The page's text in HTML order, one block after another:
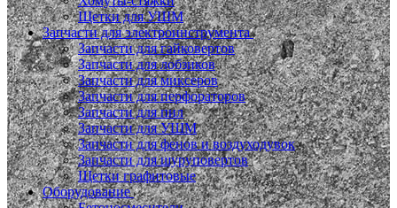
Щетки для УШМ
Запчасти для электроинструмента
Запчасти для гайковертов
Запчасти для лобзиков
Запчасти для миксеров
Запчасти для перфораторов
Запчасти для пил
Запчасти для УШМ
Запчасти для фенов и воздуходувок
Запчасти для шуруповертов
Щетки графитовые
Оборудование